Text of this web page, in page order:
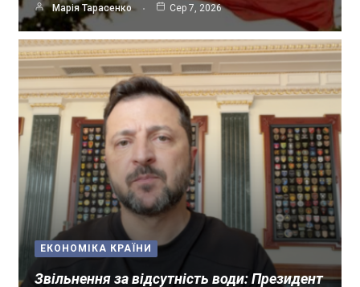
Марія Тарасенко Сер 7, 2026
ЕКОНОМІКА КРАЇНИ
Звільнення за відсутність води: Президент